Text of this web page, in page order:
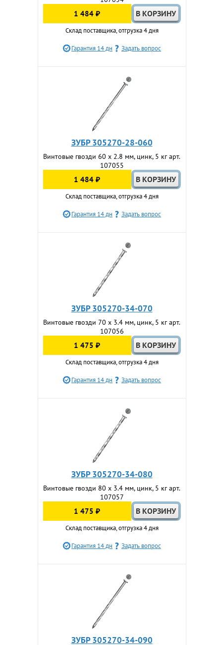
1 484 ₽
Склад поставщика, отгрузка 4 дня
Гарантия 14 дн Задать вопрос
ЗУБР 305270-28-060
Винтовые гвозди 60 x 2.8 мм, цинк, 5 кг арт.
107055
1 484 ₽
Склад поставщика, отгрузка 4 дня
Гарантия 14 дн Задать вопрос
ЗУБР 305270-34-070
Винтовые гвозди 70 x 3.4 мм, цинк, 5 кг арт.
107056
1 475 ₽
Склад поставщика, отгрузка 4 дня
Гарантия 14 дн Задать вопрос
ЗУБР 305270-34-080
Винтовые гвозди 80 x 3.4 мм, цинк, 5 кг арт.
107057
1 475 ₽
Склад поставщика, отгрузка 4 дня
Гарантия 14 дн Задать вопрос
ЗУБР 305270-34-090